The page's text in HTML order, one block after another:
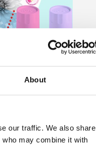
About
our traffic. We also share
may combine it with